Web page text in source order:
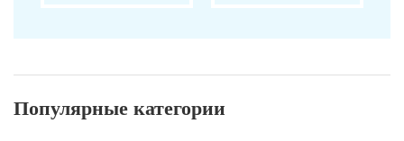
Популярные категории